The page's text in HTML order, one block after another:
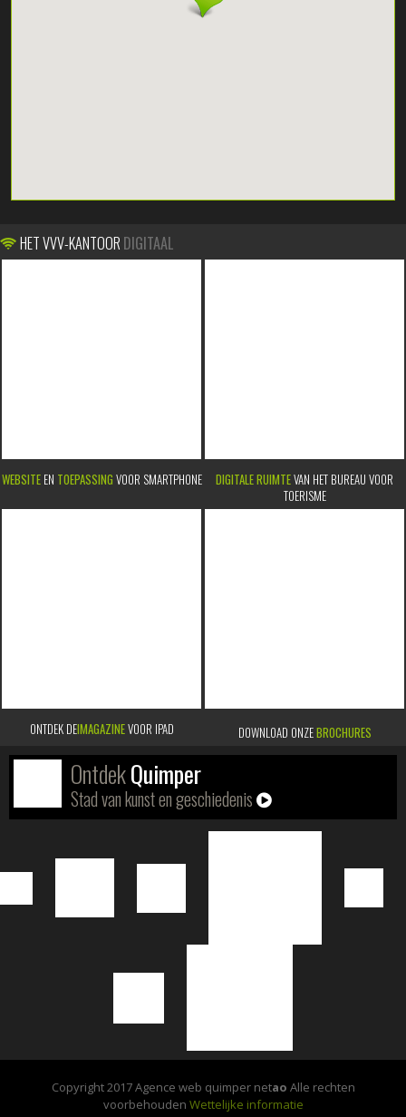
HET VVV-KANTOOR DIGITAAL
WEBSITEEN TOEPASSING VOOR SMARTPHONE DIGITALE RUIMTEVAN HET BUREAU VOOR
TOERISME
ONTDEK DEIMAGAZINEVOOR IPAD DOWNLOAD ONZEBROCHURES
OntdekQuimper
Stad van kunst en geschiedenis
Copyright 2017 Agence web quimper netao Alle rechten
voorbehouden Wettelijke informatie